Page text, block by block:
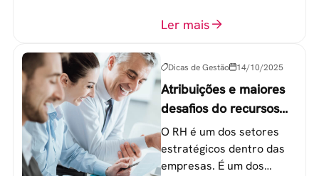
colaboradores na faixa de
Ler mais
Dicas de Gestão 14/10/2025
Atribuições e maiores
desafios do recursos
humanos em uma
empresa
O RH é um dos setores
estratégicos dentro das
empresas. É um dos